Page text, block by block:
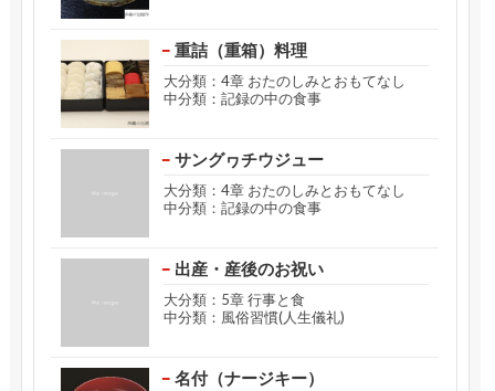
重詰（重箱）料理
大分類：4章 おたのしみとおもてなし
中分類：記録の中の食事
サングヮチウジュー
大分類：4章 おたのしみとおもてなし
中分類：記録の中の食事
出産・産後のお祝い
大分類：5章 行事と食
中分類：風俗習慣(人生儀礼)
名付（ナージキー）